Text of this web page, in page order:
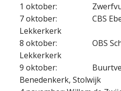
1 oktober:
7 oktober: CBS Eben
Lekkerkerk
8 oktober: OBS
Lekkerkerk
9 oktober:
Benedenkerk, Stolwijk